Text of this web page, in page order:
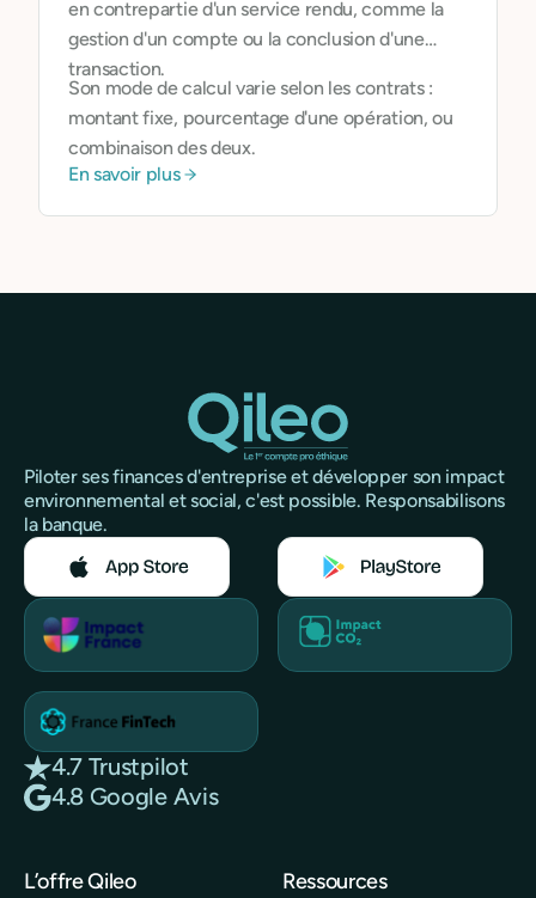
en contrepartie d'un service rendu, comme la
gestion d'un compte ou la conclusion d'une
transaction.
Son mode de calcul varie selon les contrats :
montant fixe, pourcentage d'une opération, ou
combinaison des deux.
En savoir plus
Piloter ses finances d'entreprise et développer son impact
environnemental et social, c'est possible. Responsabilisons
la banque.
4.7 Trustpilot
4.8 Google Avis
L’offre Qileo Ressources